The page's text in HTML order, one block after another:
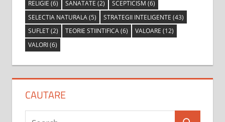
RELIGIE (6) SANATATE (2) SCEPTICISM (6)
SELECTIA NATURALA(5) STRATEGII INTELIGENTE (43)
SUFLET(2) TEORIE STIINTIFICA(6) VALOARE (12)
VALORI(6)
CAUTARE